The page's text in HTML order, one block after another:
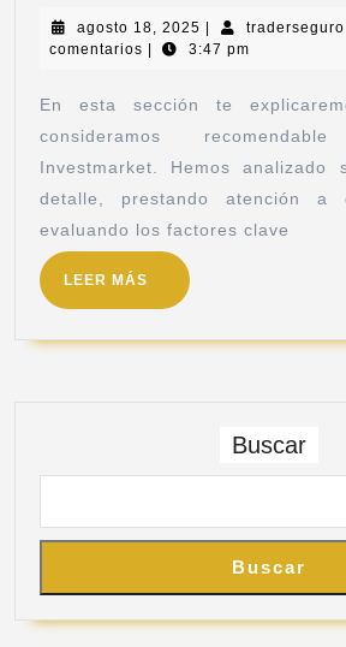
agosto 18, 2025 traderseguro
comentarios
3:47 pm
En esta sección te
consideramos
Investmarket. Hemos analizado
detalle, prestando atención a
evaluando los factores clave
LEER MÁS
Buscar
Buscar